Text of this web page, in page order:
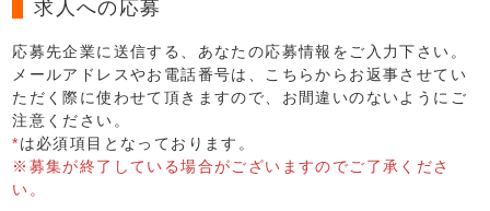
求人への応募
応募先企業に送信する、あなたの応募情報をご入力下さい。
メールアドレスやお電話番号は、こちらからお返事させてい
ただく際に使わせて頂きますので、お間違いのないようにご
注意ください。
*は必須項目となっております。
※募集が終了している場合がございますのでご了承くださ
い。